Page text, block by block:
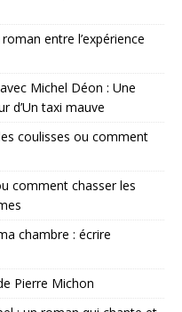
entre l’expérience
Michel Déon : Une
d’Un taxi mauve
coulisses ou comment
comment chasser les
chambre : écrire
Pierre Michon